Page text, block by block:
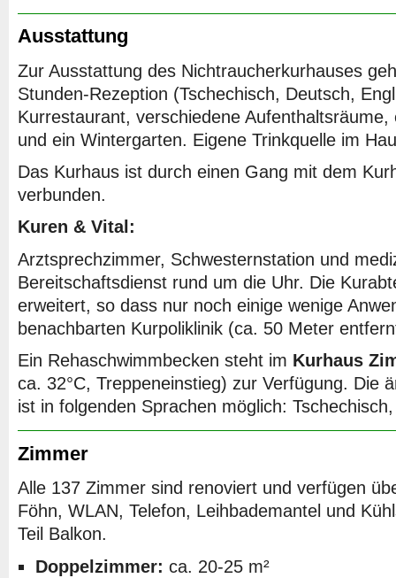
Ausstattung
Zur Ausstattung des Nichtraucherkurhauses
Stunden-Rezeption (Tschechisch, Deutsch,
Kurrestaurant, verschiedene Aufenthaltsräume,
und ein Wintergarten. Eigene Trinkquelle im
Das Kurhaus ist durch einen Gang mit dem
verbunden.
Kuren & Vital:
Arztsprechzimmer, Schwesternstation und
Bereitschaftsdienst rund um die Uhr. Die
erweitert, so dass nur noch einige wenige
benachbarten Kurpoliklinik (ca. 50 Meter
Ein Rehaschwimmbecken steht im Kurhaus
ca. 32°C, Treppeneinstieg) zur Verfügung. Die
ist in folgenden Sprachen möglich:
Zimmer
Alle 137 Zimmer sind renoviert und verfügen
Föhn, WLAN, Telefon, Leihbademantel und
Teil Balkon.
Doppelzimmer: ca. 20-25 m²